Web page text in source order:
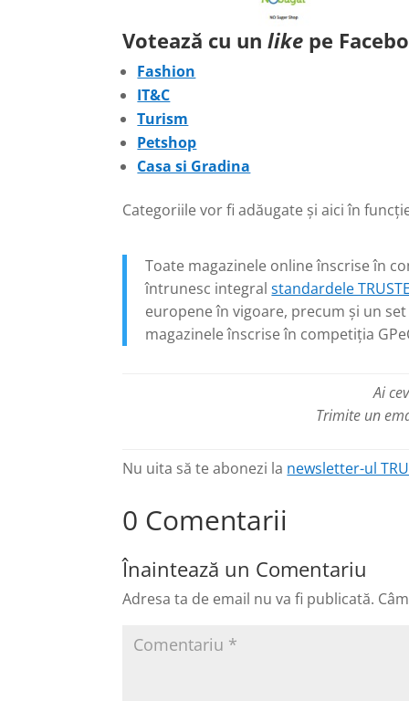
Votează cu unlike pe
Fashion
IT&C
Turism
Petshop
Casa si Gradina
Categoriile vor fi adăugate și aici în
Toate magazinele online înscrise în
întrunesc integralstandardele
europene în vigoare, precum și un
magazinele înscrise în competiția
Ai
Trimite un
Nu uita să te abonezi la newsletter-ul
0 Comentarii
Înaintează un Comentariu
Adresa ta de email nu va fi publicată.